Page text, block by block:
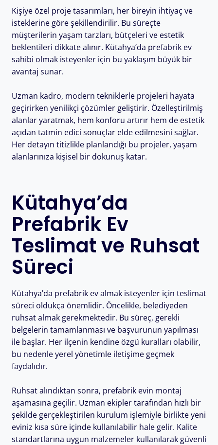
Kişiye özel proje tasarımları, her bireyin ihtiyaç ve
isteklerine göre şekillendirilir. Bu süreçte
müşterilerin yaşam tarzları, bütçeleri ve estetik
beklentileri dikkate alınır. Kütahya’da prefabrik ev
sahibi olmak isteyenler için bu yaklaşım büyük bir
avantaj sunar.
Uzman kadro, modern tekniklerle projeleri hayata
geçirirken yenilikçi çözümler geliştirir. Özelleştirilmiş
alanlar yaratmak, hem konforu artırır hem de estetik
açıdan tatmin edici sonuçlar elde edilmesini sağlar.
Her detayın titizlikle planlandığı bu projeler, yaşam
alanlarınıza kişisel bir dokunuş katar.
Kütahya’da
Prefabrik Ev
Teslimat ve Ruhsat
Süreci
Kütahya’da prefabrik ev almak isteyenler için teslimat
süreci oldukça önemlidir. Öncelikle, belediyeden
ruhsat almak gerekmektedir. Bu süreç, gerekli
belgelerin tamamlanması ve başvurunun yapılması
ile başlar. Her ilçenin kendine özgü kuralları olabilir,
bu nedenle yerel yönetimle iletişime geçmek
faydalıdır.
Ruhsat alındıktan sonra, prefabrik evin montaj
aşamasına geçilir. Uzman ekipler tarafından hızlı bir
şekilde gerçekleştirilen kurulum işlemiyle birlikte yeni
eviniz kısa süre içinde kullanılabilir hale gelir. Kalite
standartlarına uygun malzemeler kullanılarak güvenli